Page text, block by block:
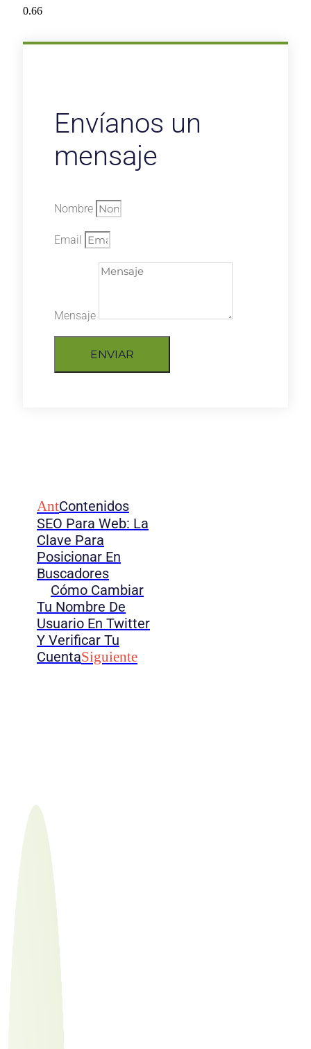
Envíanos un
mensaje
Nombre
Email
Mensaje
ENVIAR
AntContenidos
SEO Para Web: La
Clave Para
Posicionar En
Buscadores
Cómo Cambiar
Tu Nombre De
Usuario En Twitter
Y Verificar Tu
CuentaSiguiente